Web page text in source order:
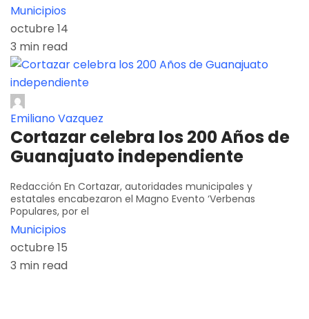
Municipios
octubre 14
3 min read
Emiliano Vazquez
Cortazar celebra los 200 Años de
Guanajuato independiente
Redacción En Cortazar, autoridades municipales y
estatales encabezaron el Magno Evento ‘Verbenas
Populares, por el
Municipios
octubre 15
3 min read